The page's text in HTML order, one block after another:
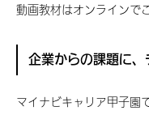
動画教材はオンラインで
企業からの課題に
マイナビキャリア甲子園